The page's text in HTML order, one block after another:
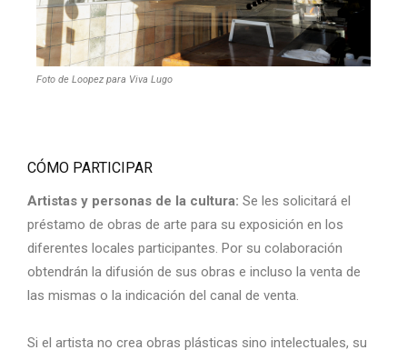
Foto de Loopez para Viva Lugo
CÓMO PARTICIPAR
Artistas y personas de la cultura: Se les solicitará el
préstamo de obras de arte para su exposición en los
diferentes locales participantes. Por su colaboración
obtendrán la difusión de sus obras e incluso la venta de
las mismas o la indicación del canal de venta.
Si el artista no crea obras plásticas sino intelectuales, su